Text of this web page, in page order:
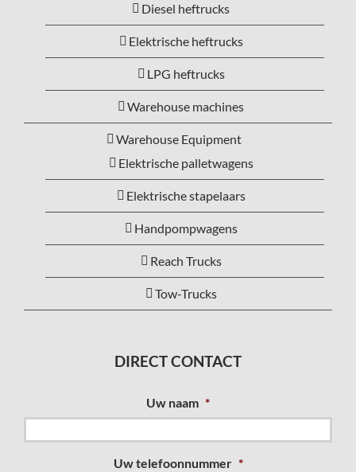
Diesel heftrucks
Elektrische heftrucks
LPG heftrucks
Warehouse machines
Warehouse Equipment
Elektrische palletwagens
Elektrische stapelaars
Handpompwagens
Reach Trucks
Tow-Trucks
DIRECT CONTACT
Uw naam *
Uw telefoonnummer *